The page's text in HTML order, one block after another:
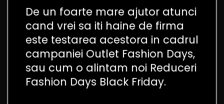
De un foarte mare ajutor atunci
cand vrei sa iti haine de firma
este testarea acestora in cadrul
campaniei Outlet Fashion Days,
sau cum o alintam noi Reduceri
Fashion Days Black Friday.